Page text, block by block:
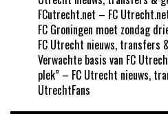
FCutrecht.net – FC
FC Groningen moet zondag
FC Utrecht nieuws, transfers
Verwachte basis van FC
plek” – FC Utrecht nieuws,
UtrechtFans